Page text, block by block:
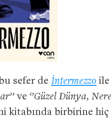
sefer de İntermezzo ile
ve ‘’Güzel Dünya,
kitabında birbirine